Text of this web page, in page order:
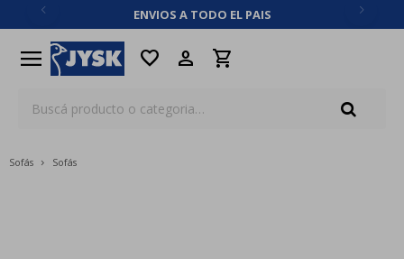
ENVIOS A TODO EL PAIS
menu favorite
Sofás Sofás
close